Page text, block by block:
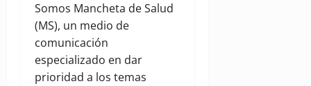
Somos Mancheta de Salud
(MS), un medio de
comunicación
especializado en dar
prioridad a los temas